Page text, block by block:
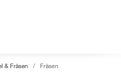
& Fräsen / Fräsen